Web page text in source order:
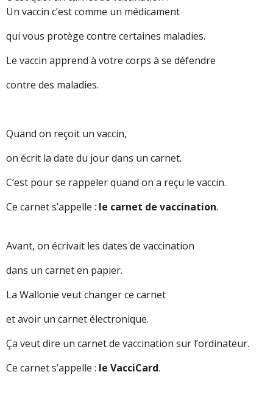
Un vaccin c’est comme un médicament
qui vous protège contre certaines maladies.
Le vaccin apprend à votre corps à se défendre
contre des maladies.
Quand on reçoit un vaccin,
on écrit la date du jour dans un carnet.
C’est pour se rappeler quand on a reçu le vaccin.
Ce carnet s’appelle : le carnet de vaccination.
Avant, on écrivait les dates de vaccination
dans un carnet en papier.
La Wallonie veut changer ce carnet
et avoir un carnet électronique.
Ça veut dire un carnet de vaccination sur l’ordinateur.
Ce carnet s’appelle : le VacciCard.